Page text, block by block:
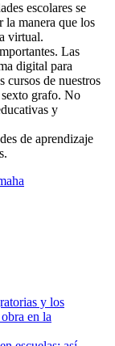
escolares se
la manera que los
virtual.
Las
digital para
cursos de nuestros
sexto grafo. No
y
de aprendizaje
y los
en la